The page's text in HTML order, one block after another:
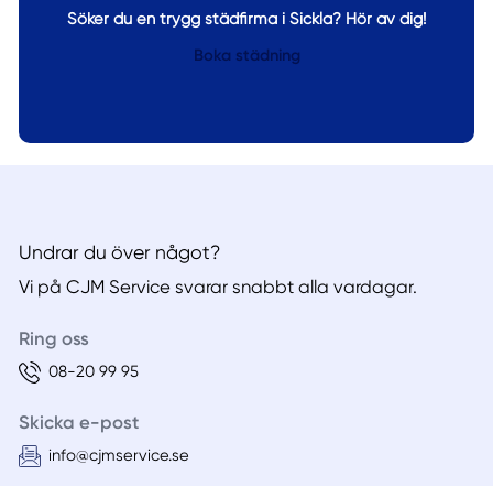
Söker du en trygg städfirma i Sickla? Hör av dig!
Boka städning
Undrar du över något?
Vi på CJM Service svarar snabbt alla vardagar.
Ring oss
08-20 99 95
Skicka e-post
info@cjmservice.se